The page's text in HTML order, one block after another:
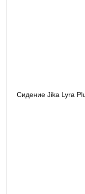
Сидение Jika Lyra